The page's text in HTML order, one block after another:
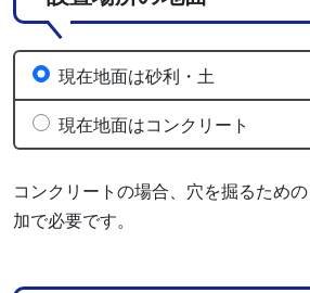
コンクリートの場合、穴を掘るため
加で必要です。
現在地面は砂利・土
現在地面はコンクリート